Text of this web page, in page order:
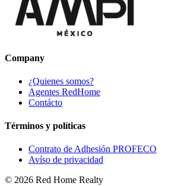
Company
¿Quienes somos?
Agentes RedHome
Contácto
Términos y políticas
Contrato de Adhesión PROFECO
Avíso de privacidad
© 2026 Red Home Realty